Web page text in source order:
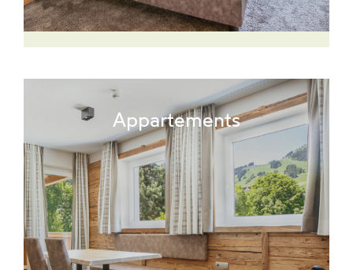
Appartements